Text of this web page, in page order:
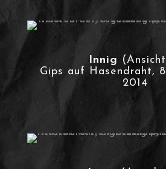
Innig
Gips auf Hasendraht,
2014